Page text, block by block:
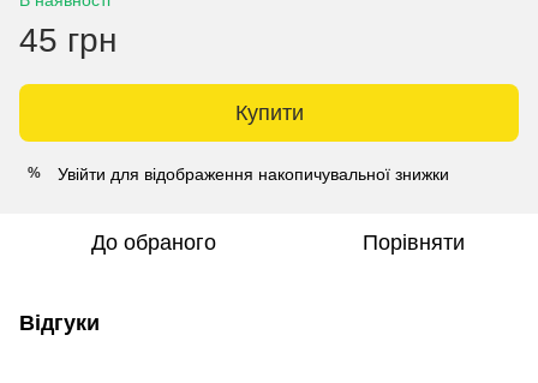
45 грн
Купити
% Увійти для відображення накопичувальної знижки
До обраного Порівняти
Відгуки